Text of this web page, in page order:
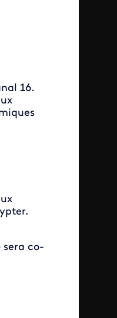
16.
sera co-